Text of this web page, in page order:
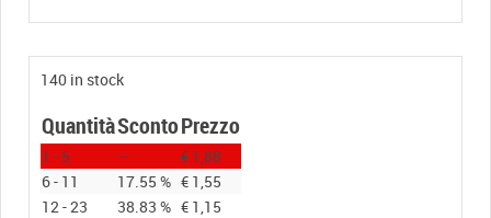
140 in stock
QuantitàScontoPrezzo
1 - 5 — € 1,88
6 - 11
17.55 % € 1,55
12 - 23
38.83 % € 1,15